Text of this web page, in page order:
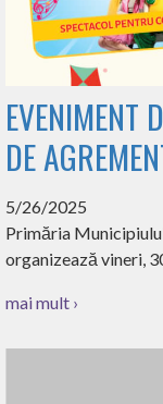
EVENIMENT
DE
5/26/2025
Primăria
organizează vineri,
mai mult ›